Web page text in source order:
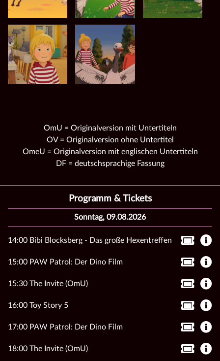
OmU = Originalversion mit Untertiteln
OV = Originalversion ohne Untertitel
OmeU = Originalversion mit englischen Untertiteln
DF = deutschsprachige Fassung
Programm & Tickets
Sonntag, 09.08.2026
14:00 Bibi Blocksberg - Das große Hexentreffen
15:00 PAW Patrol: Der Dino Film
15:30 The Invite (OmU)
16:00 Toy Story 5
17:00 PAW Patrol: Der Dino Film
18:00 The Invite (OmU)